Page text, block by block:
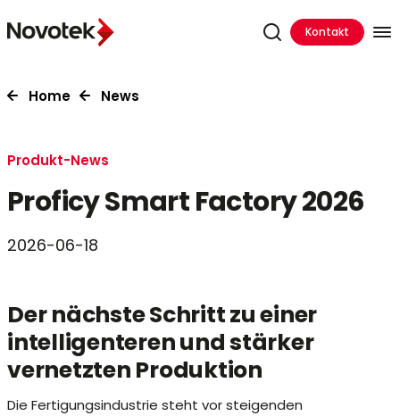
Kontakt
Home News
Produkt-News
Proficy Smart Factory 2026
2026-06-18
Der nächste Schritt zu einer
intelligenteren und stärker
vernetzten Produktion
Die Fertigungsindustrie steht vor steigenden